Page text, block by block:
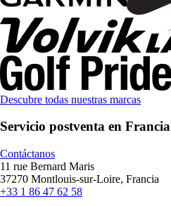
Descubre todas nuestras marcas
Servicio postventa en Francia
Contáctanos
11 rue Bernard Maris
37270 Montlouis-sur-Loire, Francia
+33 1 86 47 62 58